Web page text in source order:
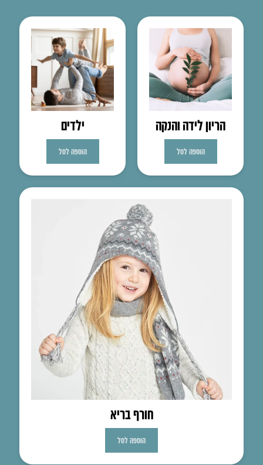
הריון לידה והנקה
הוספה לסל
ילדים
הוספה לסל
חורף בריא
הוספה לסל